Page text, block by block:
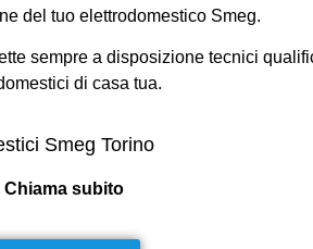
del tuo elettrodomestico Smeg.
sempre a disposizione tecnici
di casa tua.
Smeg Torino
Chiama subito